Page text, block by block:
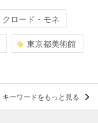
クロード・モネ
東京都美術館
キーワードをもっと見る